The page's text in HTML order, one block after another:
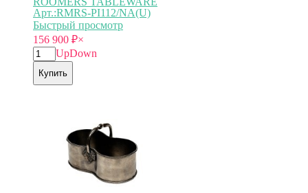
Арт.:RMRS-PI112/NA(U)
Быстрый просмотр
156 900 ₽×
UpDown
Купить